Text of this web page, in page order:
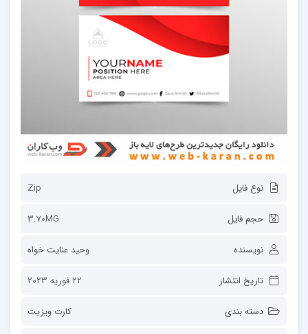
نوع فایل Zip
حجم فایل 3.70MG
نویسنده وحید عنایت خواه
تاریخ انتشار 22 فوریه 2023
دسته بندی کارت ویزیت